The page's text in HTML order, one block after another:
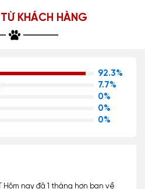
KHÁCH HÀNG
92.3%
7.7%
0%
0%
0%
Hôm nay đã 1 tháng hơn bạn về